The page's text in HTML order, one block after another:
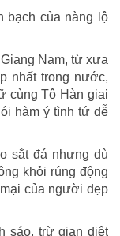
bạch của nàng lộ
Nam, từ xưa
nhất trong nước,
cùng Tô Hàn giai
hàm ý tình tứ dễ
sắt đá nhưng dù
khỏi rúng động
của người đẹp
sáo, trừ gian diệt